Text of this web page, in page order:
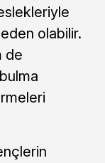
olabilir.
de